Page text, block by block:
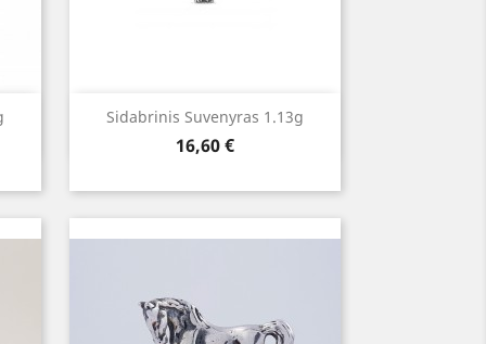
Sidabrinis Suvenyras 1.13g
Kaina
16,60 €
Greita peržiūra